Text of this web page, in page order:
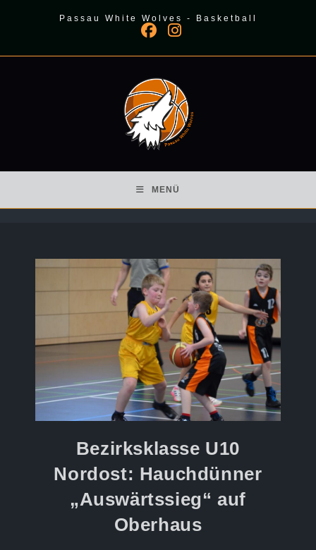
Passau White Wolves - Basketball
MENÜ
Bezirksklasse U10
Nordost: Hauchdünner
„Auswärtssieg“ auf
Oberhaus